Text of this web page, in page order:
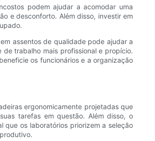
podem ajudar a acomodar uma
e desconforto. Além disso, investir em
assentos de qualidade pode ajudar a
trabalho mais profissional e propício.
os funcionários e a organização
ergonomicamente projetadas que
tarefas em questão. Além disso, o
que os laboratórios priorizem a seleção